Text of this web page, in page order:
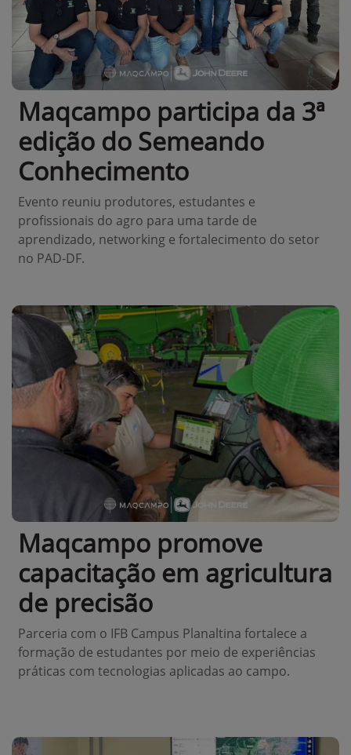
Maqcampo participa da 3ª
edição do Semeando
Conhecimento
Evento reuniu produtores, estudantes e
profissionais do agro para uma tarde de
aprendizado, networking e fortalecimento do setor
no PAD-DF.
Maqcampo promove
capacitação em agricultura
de precisão
Parceria com o IFB Campus Planaltina fortalece a
formação de estudantes por meio de experiências
práticas com tecnologias aplicadas ao campo.